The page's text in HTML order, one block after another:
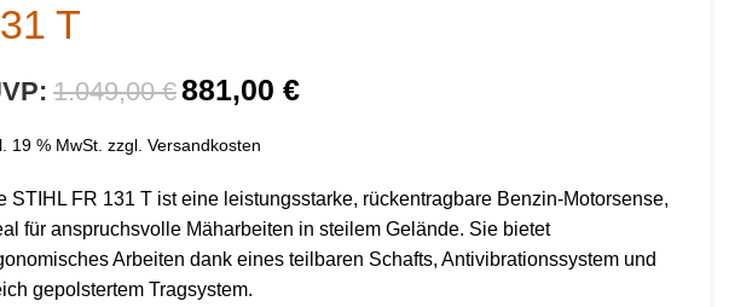
€
T
1.049,00€881,00 €
19 % MwSt. zzgl. Versandkosten
STIHL FR 131 T ist eine leistungsstarke, rückentragbare Benzin-Motorsense,
für anspruchsvolle Mäharbeiten in steilem Gelände. Sie bietet
Arbeiten dank eines teilbaren Schafts, Antivibrationssystem und
gepolstertem Tragsystem.